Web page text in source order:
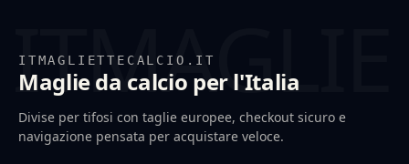
ITMAGLIETTECALCIO.IT
Maglie da calcio per l'Italia
Divise per tifosi con taglie europee, checkout sicuro e
navigazione pensata per acquistare veloce.